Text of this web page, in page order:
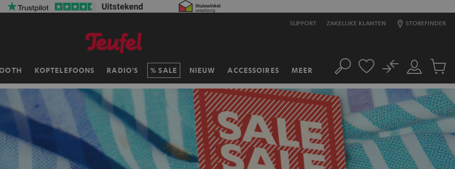
SUPPORT ZAKELIJKE KLANTEN STOREFINDER
KOPTELEFOONS RADIO'S SALE NIEUW ACCESSOIRES MEER Zoeken
Mijn
account
No